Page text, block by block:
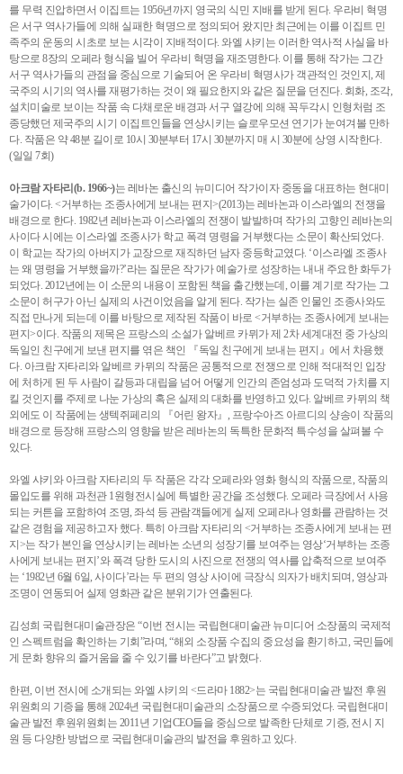
를 무력 진압하면서 이집트는 1956년까지 영국의 식민 지배를 받게 된다. 우라비 혁명
은 서구 역사가들에 의해 실패한 혁명으로 정의되어 왔지만 최근에는 이를 이집트 민
족주의 운동의 시초로 보는 시각이 지배적이다. 와엘 샤키는 이러한 역사적 사실을 바
탕으로 8장의 오페라 형식을 빌어 우라비 혁명을 재조명한다. 이를 통해 작가는 그간
서구 역사가들의 관점을 중심으로 기술되어 온 우라비 혁명사가 객관적인 것인지, 제
국주의 시기의 역사를 재평가하는 것이 왜 필요한지와 같은 질문을 던진다. 회화, 조각,
설치미술로 보이는 작품 속 다채로운 배경과 서구 열강에 의해 꼭두각시 인형처럼 조
종당했던 제국주의 시기 이집트인들을 연상시키는 슬로우모션 연기가 눈여겨볼 만하
다. 작품은 약 48분 길이로 10시 30분부터 17시 30분까지 매 시 30분에 상영 시작한다.
(일일 7회)
아크람 자타리(b. 1966~)는 레바논 출신의 뉴미디어 작가이자 중동을 대표하는 현대미
술가이다. <거부하는 조종사에게 보내는 편지>(2013)는 레바논과 이스라엘의 전쟁을
배경으로 한다. 1982년 레바논과 이스라엘의 전쟁이 발발하며 작가의 고향인 레바논의
사이다 시에는 이스라엘 조종사가 학교 폭격 명령을 거부했다는 소문이 확산되었다.
이 학교는 작가의 아버지가 교장으로 재직하던 남자 중등학교였다. ‘이스라엘 조종사
는 왜 명령을 거부했을까?’라는 질문은 작가가 예술가로 성장하는 내내 주요한 화두가
되었다. 2012년에는 이 소문의 내용이 포함된 책을 출간했는데, 이를 계기로 작가는 그
소문이 허구가 아닌 실제의 사건이었음을 알게 된다. 작가는 실존 인물인 조종사와도
직접 만나게 되는데 이를 바탕으로 제작된 작품이 바로 <거부하는 조종사에게 보내는
편지>이다. 작품의 제목은 프랑스의 소설가 알베르 카뮈가 제 2차 세계대전 중 가상의
독일인 친구에게 보낸 편지를 엮은 책인 『독일 친구에게 보내는 편지』에서 차용했
다. 아크람 자타리와 알베르 카뮈의 작품은 공통적으로 전쟁으로 인해 적대적인 입장
에 처하게 된 두 사람이 갈등과 대립을 넘어 어떻게 인간의 존엄성과 도덕적 가치를 지
킬 것인지를 주제로 나눈 가상의 혹은 실제의 대화를 반영하고 있다. 알베르 카뮈의 책
외에도 이 작품에는 생텍쥐페리의 『어린 왕자』, 프랑수아즈 아르디의 샹송이 작품의
배경으로 등장해 프랑스의 영향을 받은 레바논의 독특한 문화적 특수성을 살펴볼 수
있다.
와엘 샤키와 아크람 자타리의 두 작품은 각각 오페라와 영화 형식의 작품으로, 작품의
몰입도를 위해 과천관 1원형전시실에 특별한 공간을 조성했다. 오페라 극장에서 사용
되는 커튼을 포함하여 조명, 좌석 등 관람객들에게 실제 오페라나 영화를 관람하는 것
같은 경험을 제공하고자 했다. 특히 아크람 자타리의 <거부하는 조종사에게 보내는 편
지>는 작가 본인을 연상시키는 레바논 소년의 성장기를 보여주는 영상‘거부하는 조종
사에게 보내는 편지’와 폭격 당한 도시의 사진으로 전쟁의 역사를 압축적으로 보여주
는 ‘1982년 6월 6일, 사이다’라는 두 편의 영상 사이에 극장식 의자가 배치되며, 영상과
조명이 연동되어 실제 영화관 같은 분위기가 연출된다.
김성희 국립현대미술관장은 “이번 전시는 국립현대미술관 뉴미디어 소장품의 국제적
인 스펙트럼을 확인하는 기회”라며, “해외 소장품 수집의 중요성을 환기하고, 국민들에
게 문화 향유의 즐거움을 줄 수 있기를 바란다”고 밝혔다.
한편, 이번 전시에 소개되는 와엘 샤키의 <드라마 1882>는 국립현대미술관 발전 후원
위원회의 기증을 통해 2024년 국립현대미술관의 소장품으로 수증되었다. 국립현대미
술관 발전 후원위원회는 2011년 기업CEO들을 중심으로 발족한 단체로 기증, 전시 지
원 등 다양한 방법으로 국립현대미술관의 발전을 후원하고 있다.